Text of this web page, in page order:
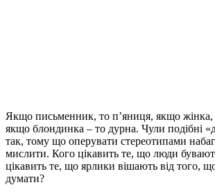
Якщо письменник, то п’яниця, якщо жінка,
якщо блондинка – то дурна. Чули подібні
так, тому що оперувати стереотипами
мислити. Кого цікавить те, що люди
цікавить те, що ярлики вішають від того,
думати?